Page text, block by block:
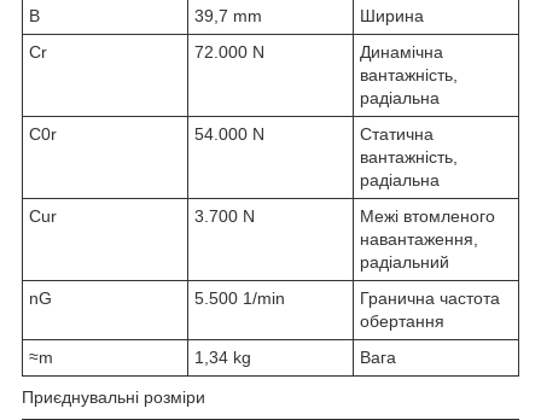
B
39,7 mm
Ширина
Cr 72.000 N
Динамічна
вантажність,
радіальна
C0r 54.000 N
Статична
вантажність,
радіальна
Cur 3.700 N
Межі втомленого
навантаження,
радіальний
nG 5.500 1/min
Гранична частота
обертання
≈m
1,34 kg Вага
Приєднувальні розміри